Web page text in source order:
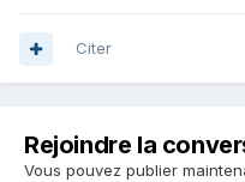
Citer
Rejoindre la
Vous pouvez publier